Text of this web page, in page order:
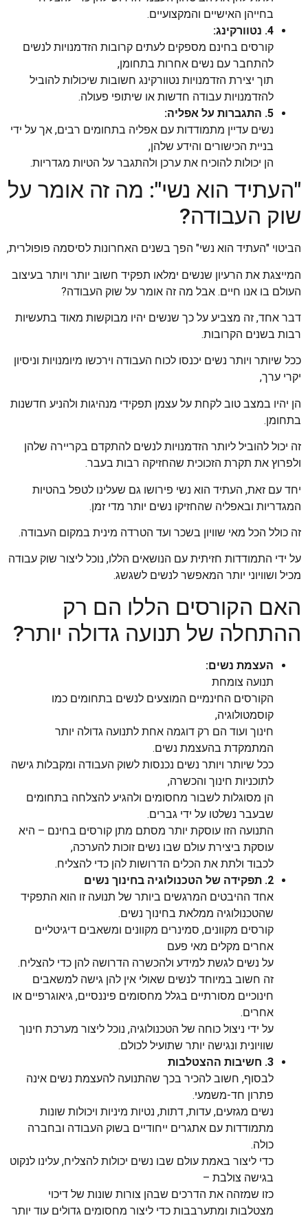
בחייהן האישיים והמקצועיים.
4. נטוורקינג:
קורסים בחינם מספקים לעתים קרובות הזדמנויות לנשים
להתחבר עם נשים אחרות בתחומן,
תוך יצירת הזדמנויות נטוורקינג חשובות שיכולות להוביל
להזדמנויות עבודה חדשות או שיתופי פעולה.
5. התגברות על אפליה:
נשים עדיין מתמודדות עם אפליה בתחומים רבים, אך על ידי
בניית הכישורים והידע שלהן,
הן יכולות להוכיח את ערכן ולהתגבר על הטיות מגדריות.
"העתיד הוא נשי": מה זה אומר על
שוק העבודה?
הביטוי "העתיד הוא נשי" הפך בשנים האחרונות לסיסמה פופולרית,
המייצגת את הרעיון שנשים ימלאו תפקיד חשוב יותר ויותר בעיצוב
העולם בו אנו חיים. אבל מה זה אומר על שוק העבודה?
דבר אחד, זה מצביע על כך שנשים יהיו מבוקשות מאוד בתעשיות
רבות בשנים הקרובות.
ככל שיותר ויותר נשים יכנסו לכוח העבודה וירכשו מיומנויות וניסיון
יקרי ערך,
הן יהיו במצב טוב לקחת על עצמן תפקידי מנהיגות ולהניע חדשנות
בתחומן.
זה יכול להוביל ליותר הזדמנויות לנשים להתקדם בקריירה שלהן
ולפרוץ את תקרת הזכוכית שהחזיקה רבות בעבר.
יחד עם זאת, העתיד הוא נשי פירושו גם שעלינו לטפל בהטיות
המגדריות ובאפליה שהחזיקו נשים יותר מדי זמן.
זה כולל הכל מאי שוויון בשכר ועד הטרדה מינית במקום העבודה.
על ידי התמודדות חזיתית עם הנושאים הללו, נוכל ליצור שוק עבודה
מכיל ושוויוני יותר המאפשר לנשים לשגשג.
האם הקורסים הללו הם רק
ההתחלה של תנועה גדולה יותר?
העצמת נשים:
תנועה צומחת
הקורסים החינמיים המוצעים לנשים בתחומים כמו
קוסמטולוגיה,
חינוך ועוד הם רק דוגמה אחת לתנועה גדולה יותר
המתמקדת בהעצמת נשים.
ככל שיותר ויותר נשים נכנסות לשוק העבודה ומקבלות גישה
לתוכניות חינוך והכשרה,
הן מסוגלות לשבור מחסומים ולהגיע להצלחה בתחומים
שבעבר נשלטו על ידי גברים.
התנועה הזו עוסקת יותר מסתם מתן קורסים בחינם – היא
עוסקת ביצירת עולם שבו נשים זוכות להערכה,
לכבוד ולתת את הכלים הדרושות להן כדי להצליח.
2. תפקידה של הטכנולוגיה בחינוך נשים
אחד ההיבטים המרגשים ביותר של תנועה זו הוא התפקיד
שהטכנולוגיה ממלאת בחינוך נשים.
קורסים מקוונים, סמינרים מקוונים ומשאבים דיגיטליים
אחרים מקלים מאי פעם
על נשים לגשת למידע ולהכשרה הדרושה להן כדי להצליח.
זה חשוב במיוחד לנשים שאולי אין להן גישה למשאבים
חינוכיים מסורתיים בגלל מחסומים פיננסיים, גיאוגרפיים או
אחרים.
על ידי ניצול כוחה של הטכנולוגיה, נוכל ליצור מערכת חינוך
שוויונית ונגישה יותר שתועיל לכולם.
3. חשיבות ההצטלבות
לבסוף, חשוב להכיר בכך שהתנועה להעצמת נשים אינה
פתרון חד-משמעי.
נשים מגזעים, עדות, דתות, נטיות מיניות ויכולות שונות
מתמודדות עם אתגרים ייחודיים בשוק העבודה ובחברה
כולה.
כדי ליצור באמת עולם שבו נשים יכולות להצליח, עלינו לנקוט
בגישה צולבת –
כזו שמזהה את הדרכים שבהן צורות שונות של דיכוי
מצטלבות ומתערבבות כדי ליצור מחסומים גדולים עוד יותר